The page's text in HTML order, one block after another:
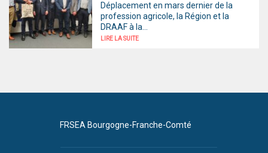
Déplacement en mars dernier de la
profession agricole, la Région et la
DRAAF à la...
LIRE LA SUITE
FRSEA Bourgogne-Franche-Comté